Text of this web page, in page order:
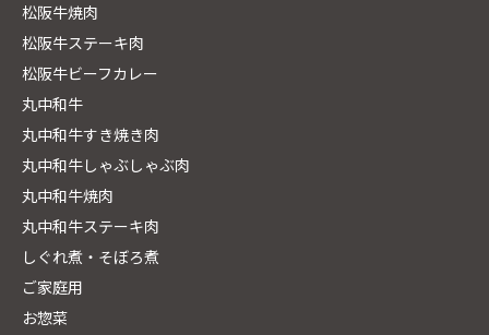
松阪牛焼肉
松阪牛ステーキ肉
松阪牛ビーフカレー
丸中和牛
丸中和牛すき焼き肉
丸中和牛しゃぶしゃぶ肉
丸中和牛焼肉
丸中和牛ステーキ肉
しぐれ煮・そぼろ煮
ご家庭用
お惣菜